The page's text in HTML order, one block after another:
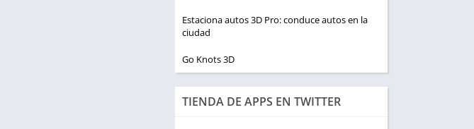
Estaciona autos 3D Pro: conduce autos en la
ciudad
Go Knots 3D
TIENDA DE APPS EN TWITTER